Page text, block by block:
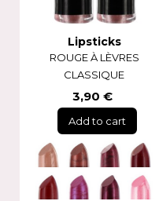
Lipsticks
ROUGE À LÈVRES
CLASSIQUE
3,90 €
Add to cart